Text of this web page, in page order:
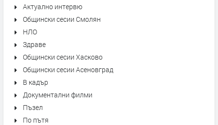
Актуално интервю
Общински сесии Смолян
НЛО
Здраве
Общински сесии Хасково
Общински сесии Асеновград
В кадър
Документални филми
Пъзел
По пътя